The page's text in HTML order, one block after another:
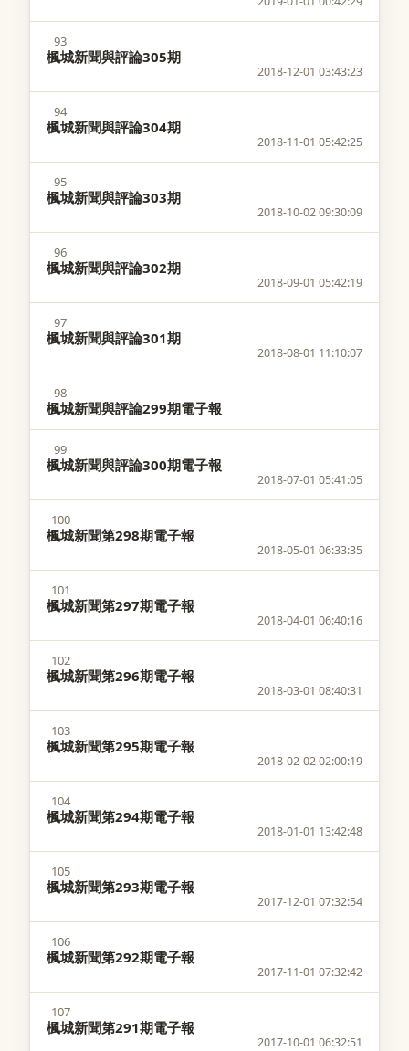
93
楓城新聞與評論305期
2018-12-01 03:43:23
94
楓城新聞與評論304期
2018-11-01 05:42:25
95
楓城新聞與評論303期
2018-10-02 09:30:09
96
楓城新聞與評論302期
2018-09-01 05:42:19
97
楓城新聞與評論301期
2018-08-01 11:10:07
98
楓城新聞與評論299期電子報
99
楓城新聞與評論300期電子報
2018-07-01 05:41:05
100
楓城新聞第298期電子報
2018-05-01 06:33:35
101
楓城新聞第297期電子報
2018-04-01 06:40:16
102
楓城新聞第296期電子報
2018-03-01 08:40:31
103
楓城新聞第295期電子報
2018-02-02 02:00:19
104
楓城新聞第294期電子報
2018-01-01 13:42:48
105
楓城新聞第293期電子報
2017-12-01 07:32:54
106
楓城新聞第292期電子報
2017-11-01 07:32:42
107
楓城新聞第291期電子報
2017-10-01 06:32:51